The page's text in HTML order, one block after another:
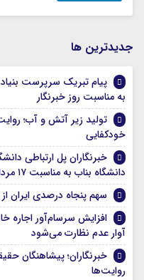
جديدترين ها
پیام تبریک سرپرست
به مناسبت روز خبرنگار
تولید زیر آتش و آب؛
خودکفایی
خبرنگاران پل ارتباطی
دانشگاه بناب به مناسبت ۱۷ مرداد
سهم پنجاه درصدی ایران
افزایش سرسام‌آور اجاره
آوار عدم نظارت می‌شود
خبرنگاران؛ پیشاهنگان
روایت‌ها